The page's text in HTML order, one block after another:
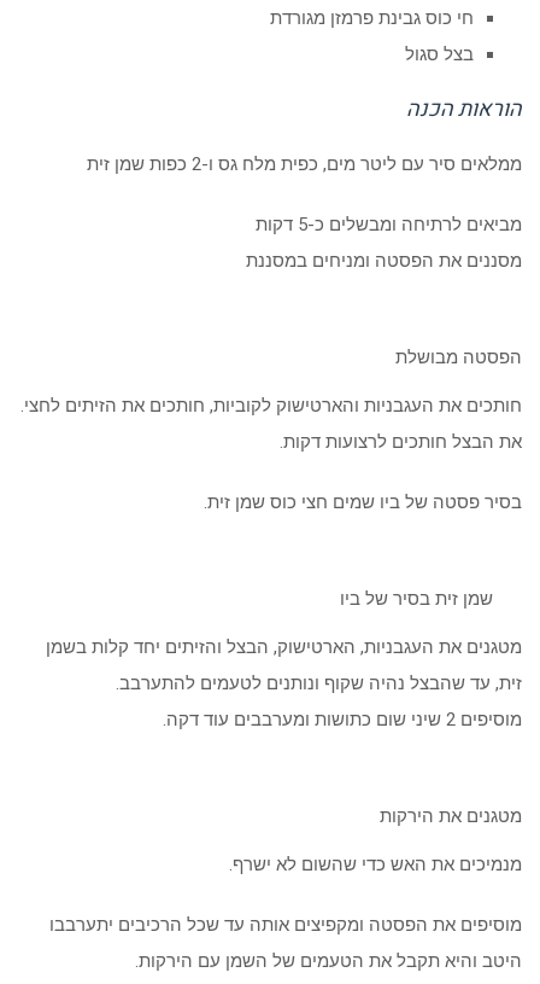
חי כוס גבינת פרמזן מגורדת
בצל סגול
הוראות הכנה
ממלאים סיר עם ליטר מים, כפית מלח גס ו-2 כפות שמן זית
מביאים לרתיחה ומבשלים כ-5 דקות
מסננים את הפסטה ומניחים במסננת
הפסטה מבושלת
חותכים את העגבניות והארטישוק לקוביות, חותכים את הזיתים לחצי.
את הבצל חותכים לרצועות דקות.
בסיר פסטה של ביו שמים חצי כוס שמן זית.
שמן זית בסיר של ביו
מטגנים את העגבניות, הארטישוק, הבצל והזיתים יחד קלות בשמן
זית, עד שהבצל נהיה שקוף ונותנים לטעמים להתערבב.
מוסיפים 2 שיני שום כתושות ומערבבים עוד דקה.
מטגנים את הירקות
מנמיכים את האש כדי שהשום לא ישרף.
מוסיפים את הפסטה ומקפיצים אותה עד שכל הרכיבים יתערבבו
היטב והיא תקבל את הטעמים של השמן עם הירקות.